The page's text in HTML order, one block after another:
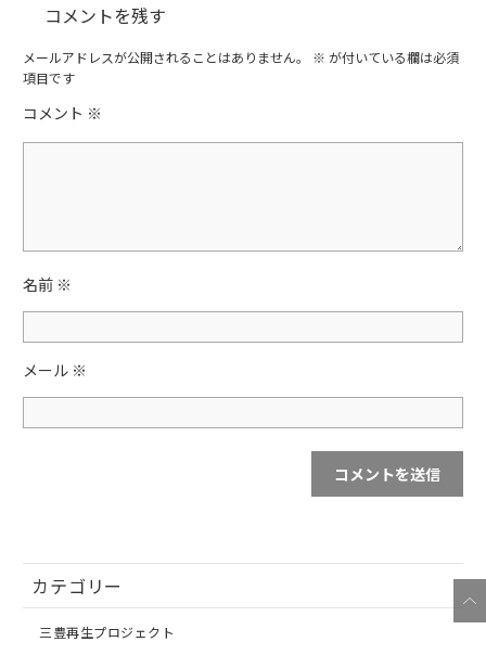
コメントを残す
メールアドレスが公開されることはありません。 ※ が付いている欄は必須
項目です
コメント ※
名前 ※
メール ※
カテゴリー
三豊再生プロジェクト